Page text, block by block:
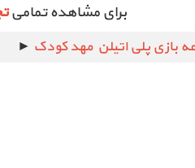
برای مشاهده تمامی
بازی پلی اتیلن مهد کودک ►